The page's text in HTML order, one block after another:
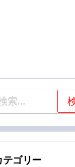
:
テゴリー